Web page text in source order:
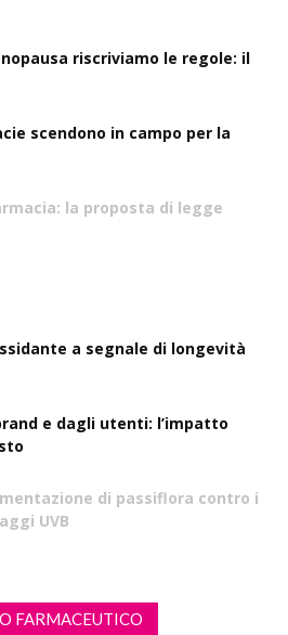
riscriviamo le regole: il
scendono in campo per la
la proposta di legge
a segnale di longevità
e dagli utenti: l’impatto
di passiflora contro i
UVB
FARMACEUTICO